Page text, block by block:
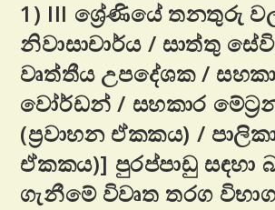
1) III ශ්‍රේණියේ තනතුරු
නිවාසාචාර්ය / සාත්තු
වෘත්තීය උපදේශක /
වෝර්ඩන් / සහකාර
(ප්‍රවාහන ඒකකය) /
ඒකකය)] පුරප්පාඩු සඳහා
ගැනීමේ විවෘත තරග